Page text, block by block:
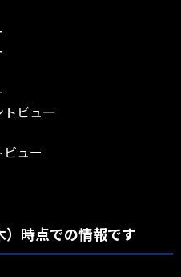
ビュー
ュー
時点での情報です